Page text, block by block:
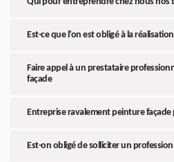
Est-ce que l’on est obligé à la
Faire appel à un prestataire
façade
Entreprise ravalement peinture façade
Est-on obligé de solliciter un